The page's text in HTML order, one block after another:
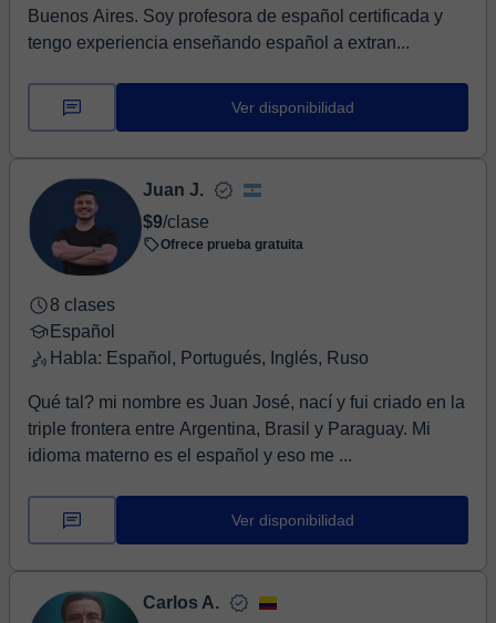
Buenos Aires. Soy profesora de español certificada y
tengo experiencia enseñando español a extran...
Ver disponibilidad
Juan J.
$9/clase
Ofrece prueba gratuita
8 clases
Español
Habla: Español, Portugués, Inglés, Ruso
Qué tal? mi nombre es Juan José, nací y fui criado en la
triple frontera entre Argentina, Brasil y Paraguay. Mi
idioma materno es el español y eso me ...
Ver disponibilidad
Carlos A.